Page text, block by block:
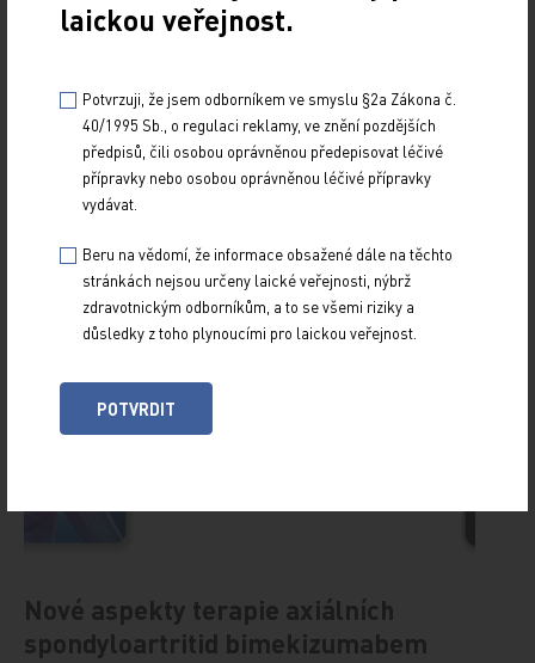
paroxysmální noční hemoglobinurie (PNH). Jedná
PŘEHLEDY, KOMENTÁŘE,
NÁZORY, DISKUSE
VŠECHNY ČLÁNKY
Nové aspekty terapie axiálních
spondyloartritid bimekizumabem
laickou veřejnost.
Potvrzuji, že jsem odborníkem ve smyslu §2a Zákona č.
40/1995 Sb., o regulaci reklamy, ve znění pozdějších
předpisů, čili osobou oprávněnou předepisovat léčivé
přípravky nebo osobou oprávněnou léčivé přípravky
vydávat.
Beru na vědomí, že informace obsažené dále na těchto
stránkách nejsou určeny laické veřejnosti, nýbrž
zdravotnickým odborníkům, a to se všemi riziky a
důsledky z toho plynoucími pro laickou veřejnost.
POTVRDIT